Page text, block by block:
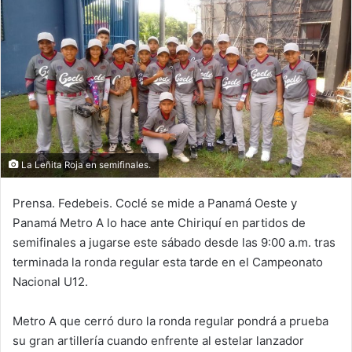
a
n
e
m
a
i
l
La Leñita Roja en semifinales.
Prensa. Fedebeis. Coclé se mide a Panamá Oeste y
Panamá Metro A lo hace ante Chiriquí en partidos de
semifinales a jugarse este sábado desde las 9:00 a.m. tras
terminada la ronda regular esta tarde en el Campeonato
Nacional U12.
Metro A que cerró duro la ronda regular pondrá a prueba
su gran artillería cuando enfrente al estelar lanzador